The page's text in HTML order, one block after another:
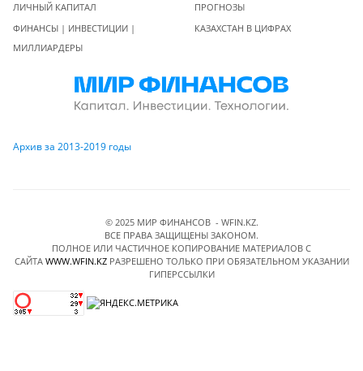
ЛИЧНЫЙ КАПИТАЛ
ФИНАНСЫ | ИНВЕСТИЦИИ |
МИЛЛИАРДЕРЫ
ПРОГНОЗЫ
КАЗАХСТАН В ЦИФРАХ
Архив за 2013-2019 годы
© 2025 МИР ФИНАНСОВ - WFIN.KZ.
ВСЕ ПРАВА ЗАЩИЩЕНЫ ЗАКОНОМ.
ПОЛНОЕ ИЛИ ЧАСТИЧНОЕ КОПИРОВАНИЕ МАТЕРИАЛОВ C
САЙТА WWW.WFIN.KZРАЗРЕШЕНО ТОЛЬКО ПРИ ОБЯЗАТЕЛЬНОМ УКАЗАНИИ
ГИПЕРССЫЛКИ